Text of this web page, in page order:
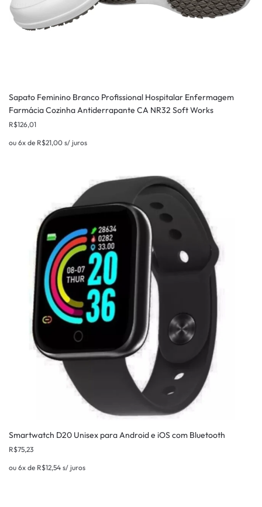
Sapato Feminino Branco Profissional Hospitalar Enfermagem
Farmácia Cozinha Antiderrapante CA NR32 Soft Works
R$126,01
ou 6x de R$21,00 s/ juros
Smartwatch D20 Unisex para Android e iOS com Bluetooth
R$75,23
ou 6x de R$12,54 s/ juros